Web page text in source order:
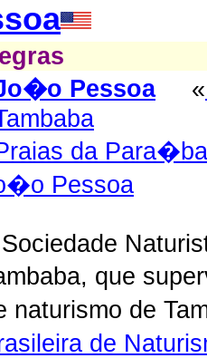
Pessoa«
da Para�ba
Pessoa
que
naturismo de
de